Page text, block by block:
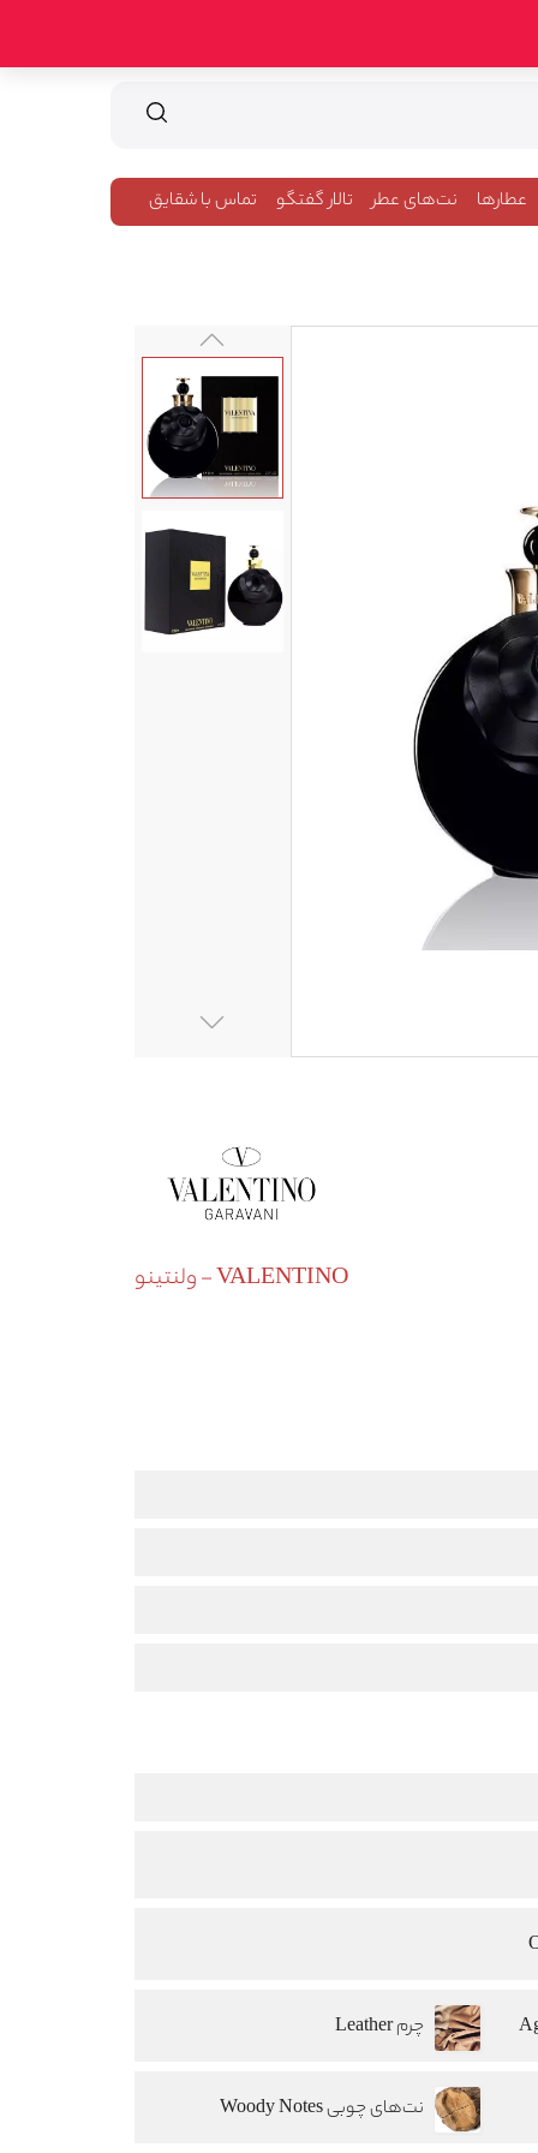
عطارها نت‌های عطر تالار گفتگو تماس با شقایق
VALENTINO - ولنتینو
چرم Leather
نت‌های چوبی Woody Notes